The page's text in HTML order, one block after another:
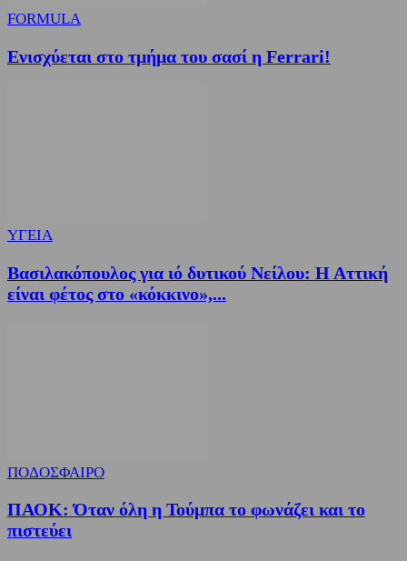
FORMULA
Ενισχύεται στο τμήμα του σασί η Ferrari!
ΥΓΕΙΑ
Βασιλακόπουλος για ιό δυτικού Νείλου: Η Αττική
είναι φέτος στο «κόκκινο»,...
ΠΟΔΟΣΦΑΙΡΟ
ΠΑΟΚ: Όταν όλη η Τούμπα το φωνάζει και το
πιστεύει